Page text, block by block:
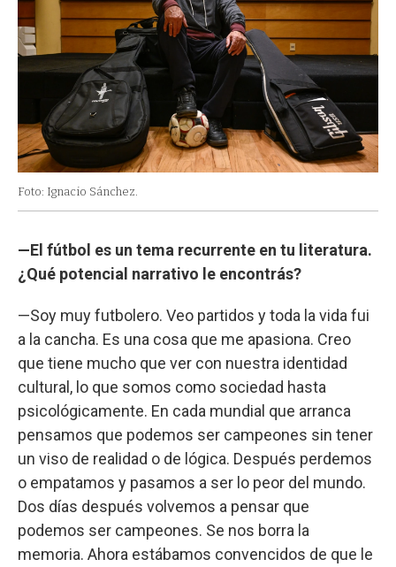
Foto: Ignacio Sánchez.
—El fútbol es un tema recurrente en tu literatura.
¿Qué potencial narrativo le encontrás?
—Soy muy futbolero. Veo partidos y toda la vida fui
a la cancha. Es una cosa que me apasiona. Creo
que tiene mucho que ver con nuestra identidad
cultural, lo que somos como sociedad hasta
psicológicamente. En cada mundial que arranca
pensamos que podemos ser campeones sin tener
un viso de realidad o de lógica. Después perdemos
o empatamos y pasamos a ser lo peor del mundo.
Dos días después volvemos a pensar que
podemos ser campeones. Se nos borra la
memoria. Ahora estábamos convencidos de que le